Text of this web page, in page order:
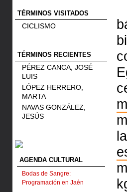
TÉRMINOS VISITADOS
CICLISMO
TÉRMINOS RECIENTES
PÉREZ CANCA, JOSÉ
LUIS
LÓPEZ HERRERO,
MARTA
NAVAS GONZÁLEZ,
JESÚS
AGENDA CULTURAL
Bodas de Sangre:
Programación en Jaén